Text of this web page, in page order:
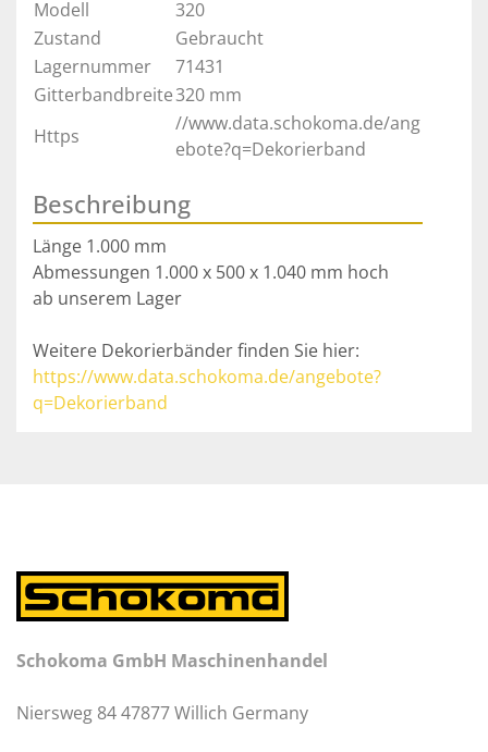
Modell
320
Zustand
Gebraucht
Lagernummer
71431
Gitterbandbreite320 mm
Https
//www.data.schokoma.de/ang
ebote?q=Dekorierband
Beschreibung
Länge 1.000 mm
Abmessungen 1.000 x 500 x 1.040 mm hoch
ab unserem Lager
https://www.data.schokoma.de/angebote?
q=Dekorierband
Schokoma GmbH Maschinenhandel
Niersweg 84 47877 Willich Germany